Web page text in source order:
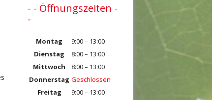
- - Öffnungszeiten -
-
Montag
9:00 – 13:00
Dienstag
8:00 – 13:00
Mittwoch
8:00 – 13:00
Donnerstag Geschlossen
Freitag
9:00 – 13:00